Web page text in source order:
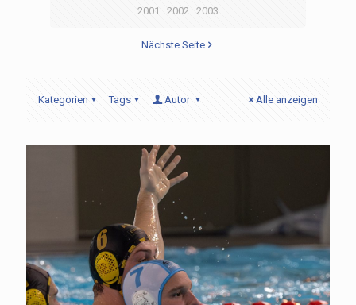
2001 2002 2003
Nächste Seite
Kategorien Tags Autor Alle anzeigen